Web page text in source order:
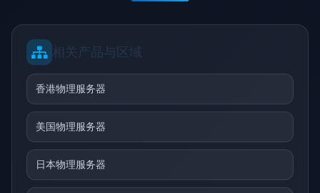
相关产品与区域
香港物理服务器
美国物理服务器
日本物理服务器